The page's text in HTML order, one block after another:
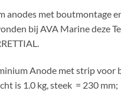
anodes met boutmontage
bij AVA Marine deze
Anode met strip voor
is 1.0 kg, steek = 230 mm;